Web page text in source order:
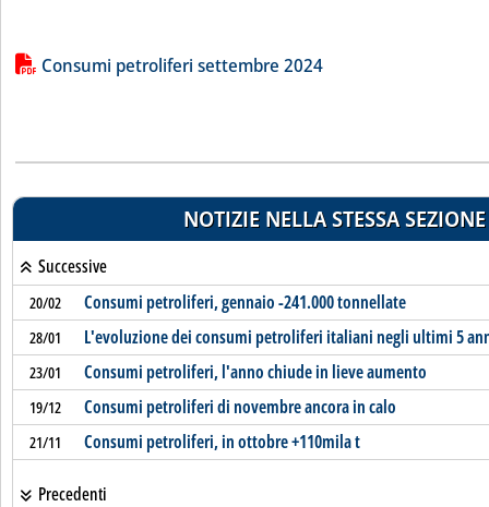
Lista allegati PDF alla notizia
Consumi petroliferi settembre 2024
NOTIZIE NELLA STESSA SEZIONE
Successive
20/02 Consumi petroliferi, gennaio -241.000 tonnellate
28/01 L'evoluzione dei consumi petroliferi italiani negli ultimi 5
23/01 Consumi petroliferi, l'anno chiude in lieve aumento
19/12 Consumi petroliferi di novembre ancora in calo
21/11 Consumi petroliferi, in ottobre +110mila t
Precedenti